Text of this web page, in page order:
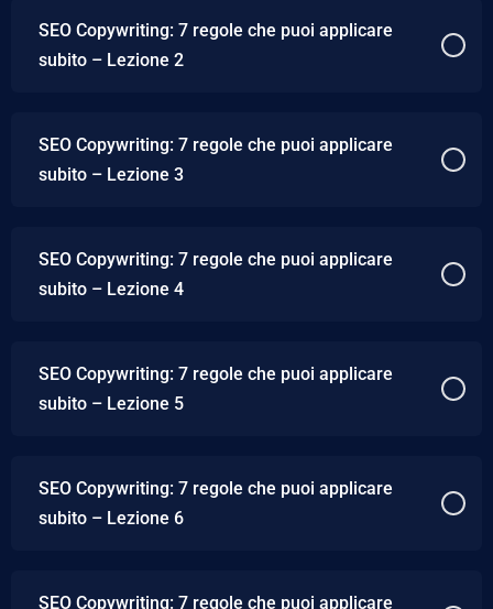
SEO Copywriting: 7 regole che puoi applicare
subito – Lezione 2
SEO Copywriting: 7 regole che puoi applicare
subito – Lezione 3
SEO Copywriting: 7 regole che puoi applicare
subito – Lezione 4
SEO Copywriting: 7 regole che puoi applicare
subito – Lezione 5
SEO Copywriting: 7 regole che puoi applicare
subito – Lezione 6
SEO Copywriting: 7 regole che puoi applicare